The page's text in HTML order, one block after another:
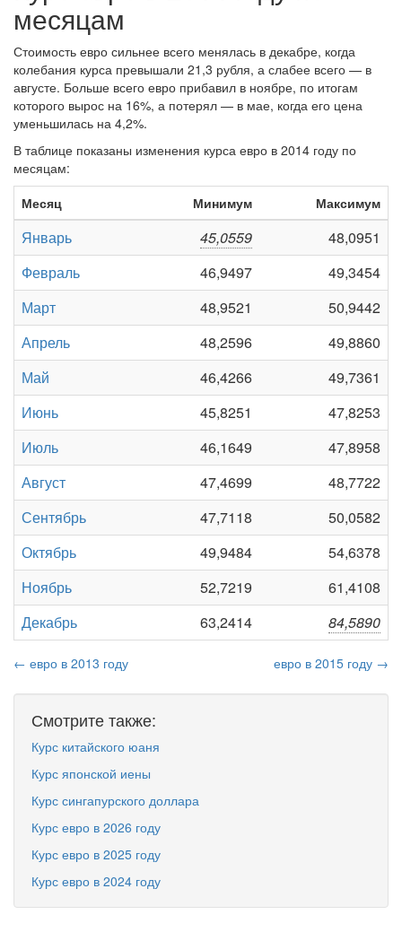
месяцам
Стоимость евро сильнее всего менялась в декабре, когда
колебания курса превышали 21,3 рубля, а слабее всего — в
августе. Больше всего евро прибавил в ноябре, по итогам
которого вырос на 16%, а потерял — в мае, когда его цена
уменьшилась на 4,2%.
В таблице показаны изменения курса евро в 2014 году по
месяцам:
Месяц
Минимум Максимум
Январь 45,0559
48,0951
Февраль
46,9497
49,3454
Март
48,9521
50,9442
Апрель
48,2596
49,8860
Май
46,4266
49,7361
Июнь
45,8251
47,8253
Июль
46,1649
47,8958
Август
47,4699
48,7722
Сентябрь
47,7118
50,0582
Октябрь
49,9484
54,6378
Ноябрь
52,7219
61,4108
Декабрь
63,2414 84,5890
← евро в 2013 году евро в 2015 году →
Смотрите также:
Курс китайского юаня
Курс японской иены
Курс сингапурского доллара
Курс евро в 2026 году
Курс евро в 2025 году
Курс евро в 2024 году